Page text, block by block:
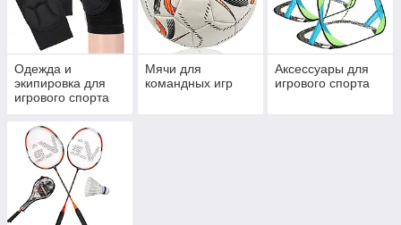
Одежда и
экипировка для
игрового спорта
Мячи для
командных игр
Аксессуары для
игрового спорта